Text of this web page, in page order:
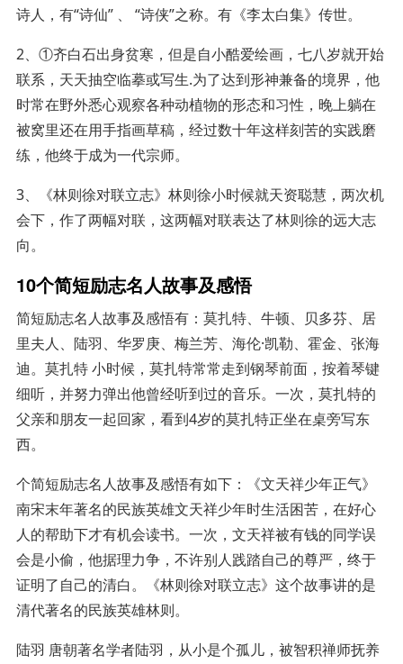
诗人，有“诗仙” 、 “诗侠”之称。有《李太白集》传世。
2、①齐白石出身贫寒，但是自小酷爱绘画，七八岁就开始
联系，天天抽空临摹或写生.为了达到形神兼备的境界，他
时常在野外悉心观察各种动植物的形态和习性，晚上躺在
被窝里还在用手指画草稿，经过数十年这样刻苦的实践磨
练，他终于成为一代宗师。
3、《林则徐对联立志》林则徐小时候就天资聪慧，两次机
会下，作了两幅对联，这两幅对联表达了林则徐的远大志
向。
10个简短励志名人故事及感悟
简短励志名人故事及感悟有：莫扎特、牛顿、贝多芬、居
里夫人、陆羽、华罗庚、梅兰芳、海伦·凯勒、霍金、张海
迪。莫扎特 小时候，莫扎特常常走到钢琴前面，按着琴键
细听，并努力弹出他曾经听到过的音乐。一次，莫扎特的
父亲和朋友一起回家，看到4岁的莫扎特正坐在桌旁写东
西。
个简短励志名人故事及感悟有如下：《文天祥少年正气》
南宋末年著名的民族英雄文天祥少年时生活困苦，在好心
人的帮助下才有机会读书。一次，文天祥被有钱的同学误
会是小偷，他据理力争，不许别人践踏自己的尊严，终于
证明了自己的清白。《林则徐对联立志》这个故事讲的是
清代著名的民族英雄林则。
陆羽 唐朝著名学者陆羽，从小是个孤儿，被智积禅师抚养